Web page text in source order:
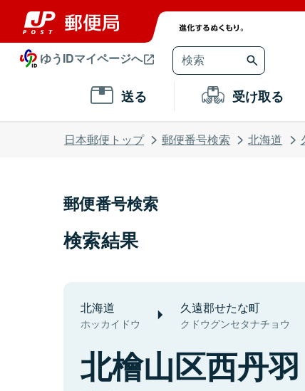
ゆうIDマイページへ
送る 受け取る
日本郵便トップ 郵便番号検索 北海道
郵便番号検索
検索結果
北海道
ホッカイドウ
久遠郡せたな町
クドウグンセタナチョウ
北檜山区西丹羽